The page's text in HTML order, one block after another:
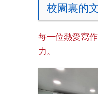
校園裏的
每一位熱愛寫
力。